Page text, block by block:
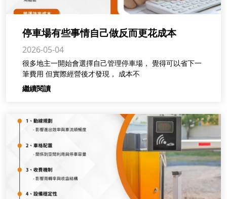
停車場有些事情自己做反而更花成本
2026-05-04
很多地主一開始會選擇自己管理停車場， 覺得可以省下一
筆費用 但實際經營後才發現， 成本不
繼續閱讀